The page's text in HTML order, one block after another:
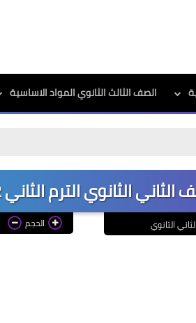
الصف الثالث الثانوي المواد الاساسية
الثانوي الترم الثاني 2022
الثانوي الحجم